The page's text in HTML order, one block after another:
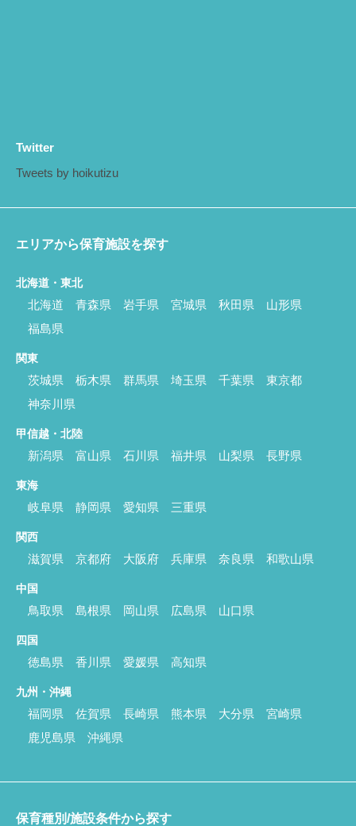
Twitter
Tweets by hoikutizu
エリアから保育施設を探す
北海道・東北
北海道 青森県 岩手県 宮城県 秋田県
山形県
福島県
関東
茨城県 栃木県 群馬県 埼玉県 千葉県
東京都
神奈川県
甲信越・北陸
新潟県 富山県 石川県 福井県 山梨県 長野県
東海
岐阜県 静岡県 愛知県 三重県
関西
滋賀県 京都府 大阪府 兵庫県 奈良県 和歌山県
中国
鳥取県 島根県 岡山県 広島県 山口県
四国
徳島県 香川県 愛媛県 高知県
九州・沖縄
福岡県 佐賀県 長崎県 熊本県 大分県
宮崎県
鹿児島県
沖縄県
保育種別/施設条件から探す